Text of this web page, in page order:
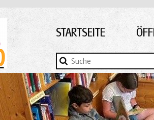
STARTSEITE
